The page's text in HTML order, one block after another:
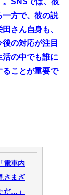
。SNSでは、彼
一方で、彼の説
さん自身も、
の対応が注目
活の中でも誰に
ることが重要で
電車内
さまざ
だ…」